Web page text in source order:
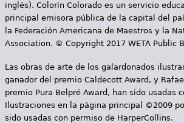
inglés). Colorín Colorado es un servicio
principal emisora pública de la capital del
la Federación Americana de Maestros y la
Association. © Copyright 2017 WETA Public
Las obras de arte de los galardonados
ganador del premio Caldecott Award, y
premio Pura Belpré Award, han sido usadas
Ilustraciones en la página principal ©2009
sido usadas con permiso de HarperCollins.